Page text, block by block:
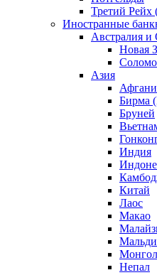
Третий Рейх
Иностранные
Австралия и
Новая
Азия
Бирма
Бруней
Индия
Китай
Лаос
Макао
Непал